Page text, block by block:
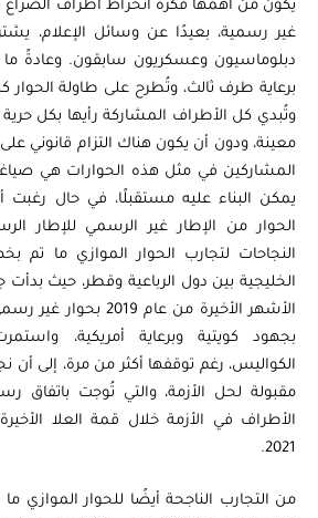
يكون من أهمها فكرة انخراط أطراف الصراع
غير رسمية، بعيدًا عن وسائل الإعلام،
دبلوماسيون وعسكريون سابقون. وعادةً ما
برعاية طرف ثالث، وتُطرح على طاولة الحوار
وتُبدي كل الأطراف المشاركة رأيها بكل حرية
معينة، ودون أن يكون هناك التزام قانوني
المشاركين في مثل هذه الحوارات هي
يمكن البناء عليه مستقبلًا، في حال رغبت
الحوار من الإطار غير الرسمي للإطار
النجاحات لتجارب الحوار الموازي ما تم
الخليجية بين دول الرباعية وقطر، حيث بدأت
الأشهر الأخيرة من عام
بجهود كويتية وبرعاية أمريكية،
الكواليس، رغم توقفها أكثر من مرة، إلى
مقبولة لحل الأزمة، والتي تُوجت باتفاق
الأطراف في الأزمة خلال قمة العلا
2021.
من التجارب الناجحة أيضًا للحوار الموازي